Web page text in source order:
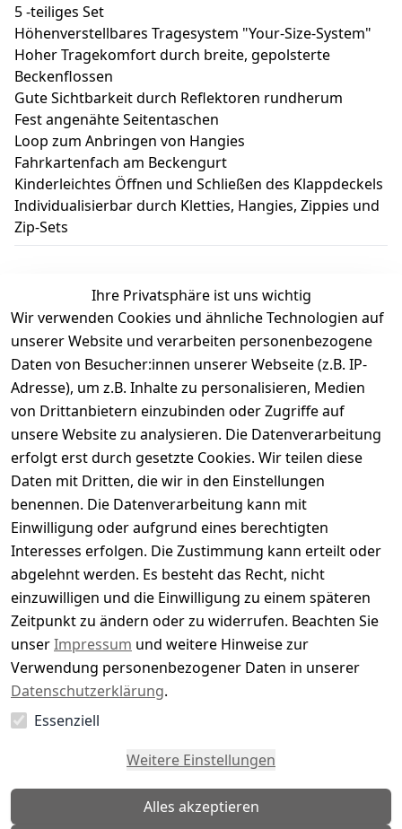
5 -teiliges Set
Höhenverstellbares Tragesystem "Your-Size-System"
Hoher Tragekomfort durch breite, gepolsterte
Beckenflossen
Gute Sichtbarkeit durch Reflektoren rundherum
Fest angenähte Seitentaschen
Loop zum Anbringen von Hangies
Fahrkartenfach am Beckengurt
Kinderleichtes Öffnen und Schließen des Klappdeckels
Individualisierbar durch Kletties, Hangies, Zippies und
Zip-Sets
Kundenbewertungen
Durchschnittliche Bewertung
0
Basierend auf 0 Bewertung(en)
Bewertung abgeben
5
( 0 )
4
( 0 )
3
( 0 )
2
( 0 )
1
( 0 )
Es hat noch niemand eine Bewertung für diesen
Artikel abgegeben
Ihre Privatsphäre ist uns wichtig
Wir verwenden Cookies und ähnliche Technologien auf
unserer Website und verarbeiten personenbezogene
Daten von Besucher:innen unserer Webseite (z.B. IP-
Adresse), um z.B. Inhalte zu personalisieren, Medien
von Drittanbietern einzubinden oder Zugriffe auf
unsere Website zu analysieren. Die Datenverarbeitung
erfolgt erst durch gesetzte Cookies. Wir teilen diese
Daten mit Dritten, die wir in den Einstellungen
benennen. Die Datenverarbeitung kann mit
Einwilligung oder aufgrund eines berechtigten
Interesses erfolgen. Die Zustimmung kann erteilt oder
abgelehnt werden. Es besteht das Recht, nicht
einzuwilligen und die Einwilligung zu einem späteren
Zeitpunkt zu ändern oder zu widerrufen. Beachten Sie
unserImpressum und weitere Hinweise zur
Verwendung personenbezogener Daten in unserer
Datenschutzerklärung.
Essenziell
Weitere Einstellungen
Alles akzeptieren